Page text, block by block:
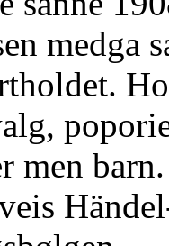
medga
men